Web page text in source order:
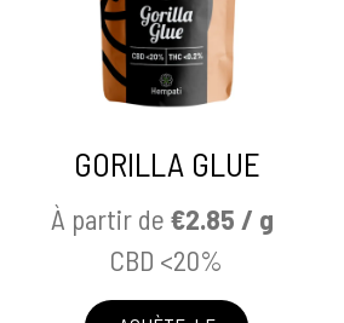
GORILLA GLUE
À partir de €2.85 / g
CBD <20%